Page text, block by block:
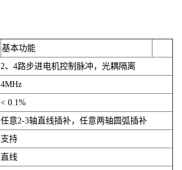
基本功能
2、4路步进电机控制脉冲，光耦隔离
4MHz
< 0.1%
任意2-3轴直线插补，任意两轴圆弧插补
支持
直线